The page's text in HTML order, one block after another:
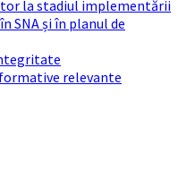
la stadiul implementării
SNA și în planul de
relevante